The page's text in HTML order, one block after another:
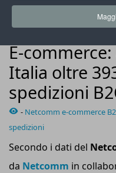
19,5% del
E-
Italia oltre
spedizioni
- Netcomm e-commerce
spedizioni
Secondo i dati del
da Netcomm in